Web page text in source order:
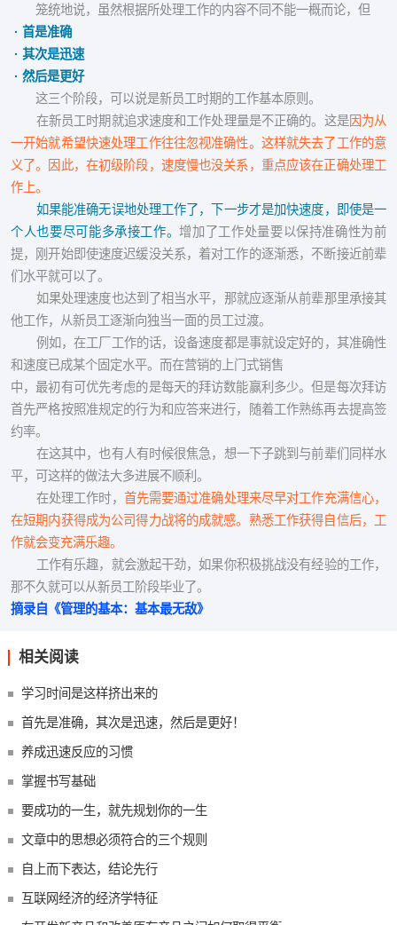
笼统地说，虽然根据所处理工作的内容不同不能一概而论，但
· 首是准确
· 其次是迅速
· 然后是更好
这三个阶段，可以说是新员工时期的工作基本原则。
在新员工时期就追求速度和工作处理量是不正确的。这是因为从
一开始就希望快速处理工作往往忽视准确性。这样就失去了工作的意
义了。因此，在初级阶段，速度慢也没关系，重点应该在正确处理工
作上。
如果能准确无误地处理工作了，下一步才是加快速度，即使是一
个人也要尽可能多承接工作。增加了工作处量要以保持准确性为前
提，刚开始即使速度迟缓没关系，着对工作的逐渐悉，不断接近前辈
们水平就可以了。
如果处理速度也达到了相当水平，那就应逐渐从前辈那里承接其
他工作，从新员工逐渐向独当一面的员工过渡。
例如，在工厂工作的话，设备速度都是事就设定好的，其准确性
和速度已成某个固定水平。而在营销的上门式销售
中，最初有可优先考虑的是每天的拜访数能赢利多少。但是每次拜访
首先严格按照准规定的行为和应答来进行，随着工作熟练再去提高签
约率。
在这其中，也有人有时候很焦急，想一下子跳到与前辈们同样水
平，可这样的做法大多进展不顺利。
在处理工作时， 首先需要通过准确处理来尽早对工作充满信心，
在短期内获得成为公司得力战将的成就感。熟悉工作获得自信后，工
作就会变充满乐趣。
工作有乐趣，就会激起干劲，如果你积极挑战没有经验的工作，
那不久就可以从新员工阶段毕业了。
摘录自《管理的基本：基本最无敌》
相关阅读
学习时间是这样挤出来的
首先是准确，其次是迅速，然后是更好！
养成迅速反应的习惯
掌握书写基础
要成功的一生，就先规划你的一生
文章中的思想必须符合的三个规则
自上而下表达，结论先行
互联网经济的经济学特征